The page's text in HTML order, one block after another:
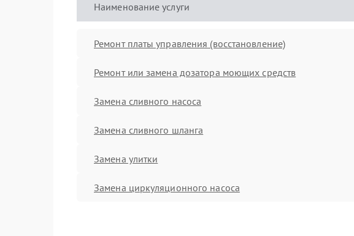
Наименование услуги
Ремонт платы управления (восстановление)
Ремонт или замена дозатора моющих средств
Замена сливного насоса
Замена сливного шланга
Замена улитки
Замена циркуляционного насоса